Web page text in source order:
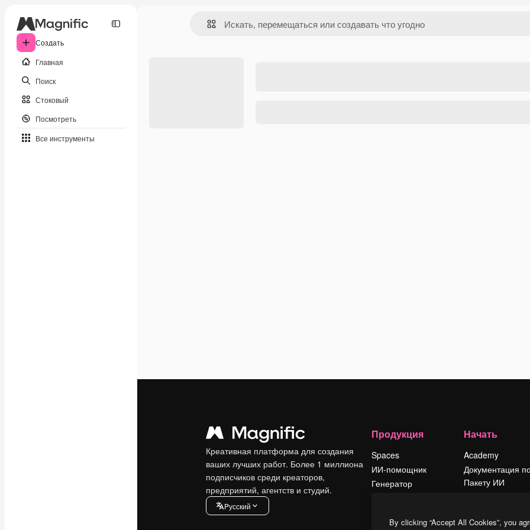
Создать
Главная
Поиск
Стоковый
Посмотреть
Все инструменты
Креативная платформа для создания
ваших лучших работ. Более 1 миллиона
подписчиков среди креаторов,
предприятий, агентств и студий.
Pусский
Продукция
Spaces
ИИ-помощник
Генератор
Начать
Academy
Документация
Пакету ИИ
Условия и
By clicking “Accept All Cookies”, you